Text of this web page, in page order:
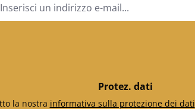
e-
Protez. dati
la nostra informativa sulla protezione dei dati